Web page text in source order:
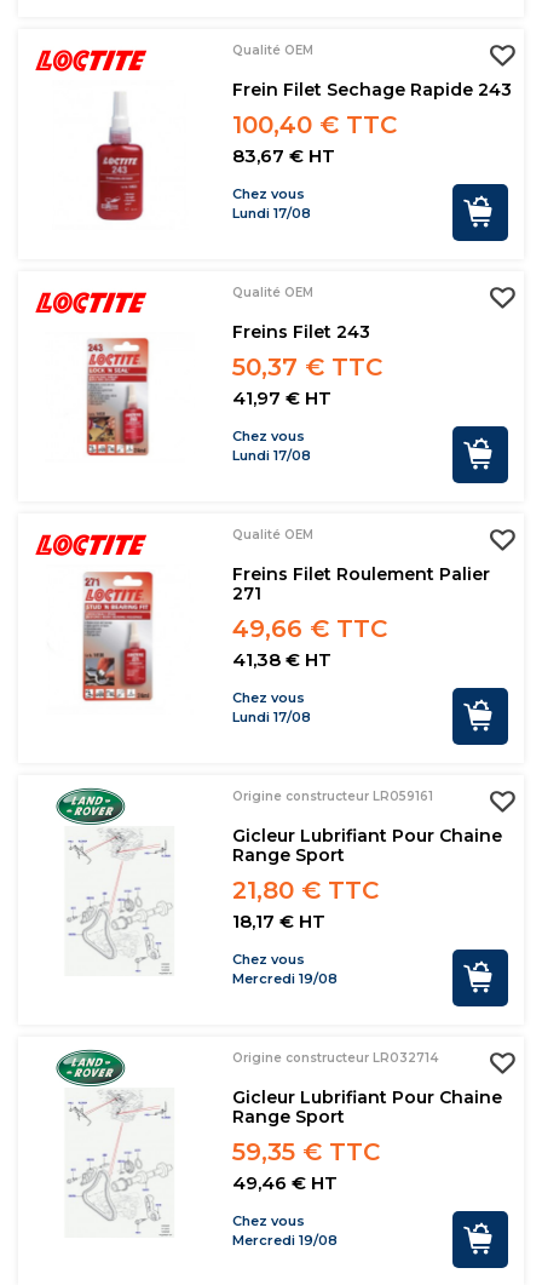
Qualité OEM
Frein Filet Sechage Rapide 243
100,40 € TTC
83,67 € HT
Chez vous
Lundi 17/08
Qualité OEM
Freins Filet 243
50,37 € TTC
41,97 € HT
Chez vous
Lundi 17/08
Qualité OEM
Freins Filet Roulement Palier
271
49,66 € TTC
41,38 € HT
Chez vous
Lundi 17/08
Origine constructeur LR059161
Gicleur Lubrifiant Pour Chaine
Range Sport
21,80 € TTC
18,17 € HT
Chez vous
Mercredi 19/08
Origine constructeur LR032714
Gicleur Lubrifiant Pour Chaine
Range Sport
59,35 € TTC
49,46 € HT
Chez vous
Mercredi 19/08